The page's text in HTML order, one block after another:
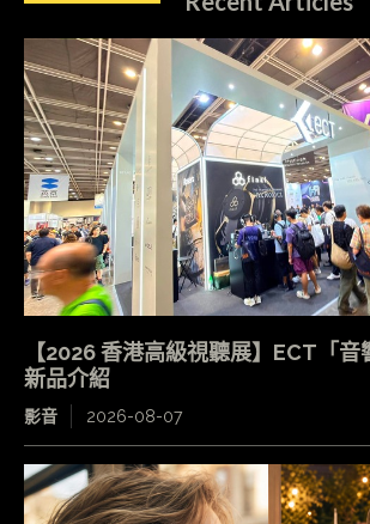
【2026 香港高級視聽展】ECT「
新品介紹
影音 2026-08-07